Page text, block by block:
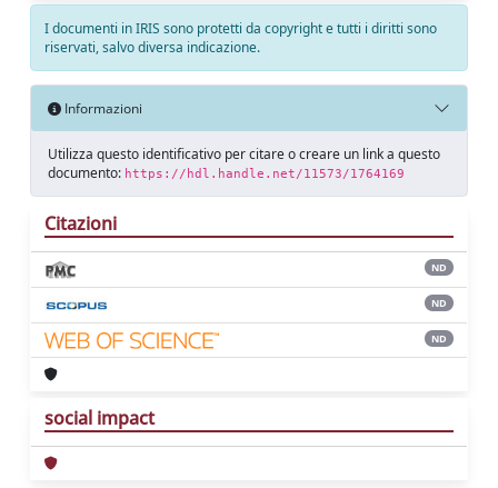
I documenti in IRIS sono protetti da copyright e tutti i diritti sono
riservati, salvo diversa indicazione.
Informazioni
Utilizza questo identificativo per citare o creare un link a questo
documento: https://hdl.handle.net/11573/1764169
Citazioni
ND
ND
ND
social impact